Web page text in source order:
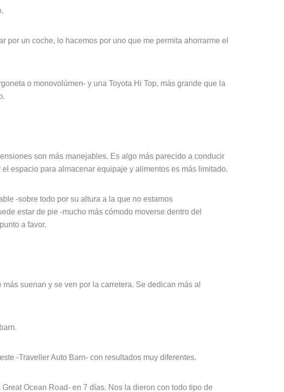
un coche, lo hacemos por uno que me permita ahorrarme el
o monovolúmen- y una Toyota Hi Top, más grande que la
son más manejables. Es algo más parecido a conducir
espacio para almacenar equipaje y alimentos es más limitado.
-sobre todo por su altura a la que no estamos
estar de pie -mucho más cómodo moverse dentro del
a favor.
suenan y se ven por la carretera. Se dedican más al
-Traveller Auto Barn- con resultados muy diferentes.
Ocean Road- en 7 días. Nos la dieron con todo tipo de